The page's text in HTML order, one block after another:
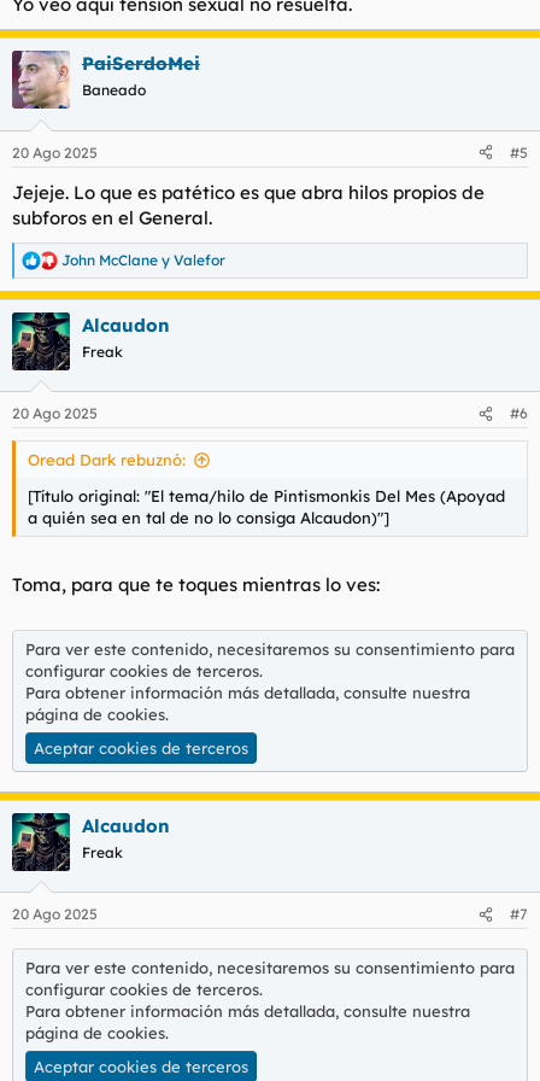
:
PaiSerdoMei
Baneado
20 Ago 2025 #5
Jejeje. Lo que es patético es que abra hilos propios de
subforos en el General.
R
e
a
c
c
i
e
s
John McClane y Valefor
Alcaudon
Freak
20 Ago 2025 #6
Oread Dark rebuznó:
[Título original: "El tema/hilo de Pintismonkis Del Mes (Apoyad
a quién sea en tal de no lo consiga Alcaudon)"]
Toma, para que te toques mientras lo ves:
Para ver este contenido, necesitaremos su consentimiento para
configurar cookies de terceros.
Para obtener información más detallada, consulte nuestra
página de cookies.
Aceptar cookies de terceros
Alcaudon
Freak
20 Ago 2025 #7
Para ver este contenido, necesitaremos su consentimiento para
configurar cookies de terceros.
Para obtener información más detallada, consulte nuestra
página de cookies.
Aceptar cookies de terceros